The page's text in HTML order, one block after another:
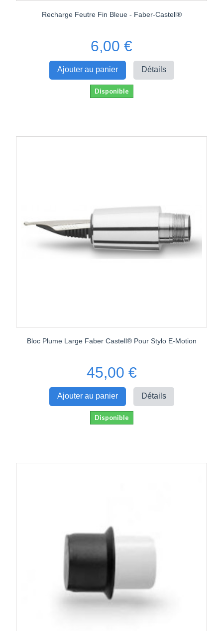
Recharge Feutre Fin Bleue - Faber-Castell®
6,00 €
Ajouter au panier Détails
Disponible
Bloc Plume Large Faber Castell® Pour Stylo E-Motion
45,00 €
Ajouter au panier Détails
Disponible